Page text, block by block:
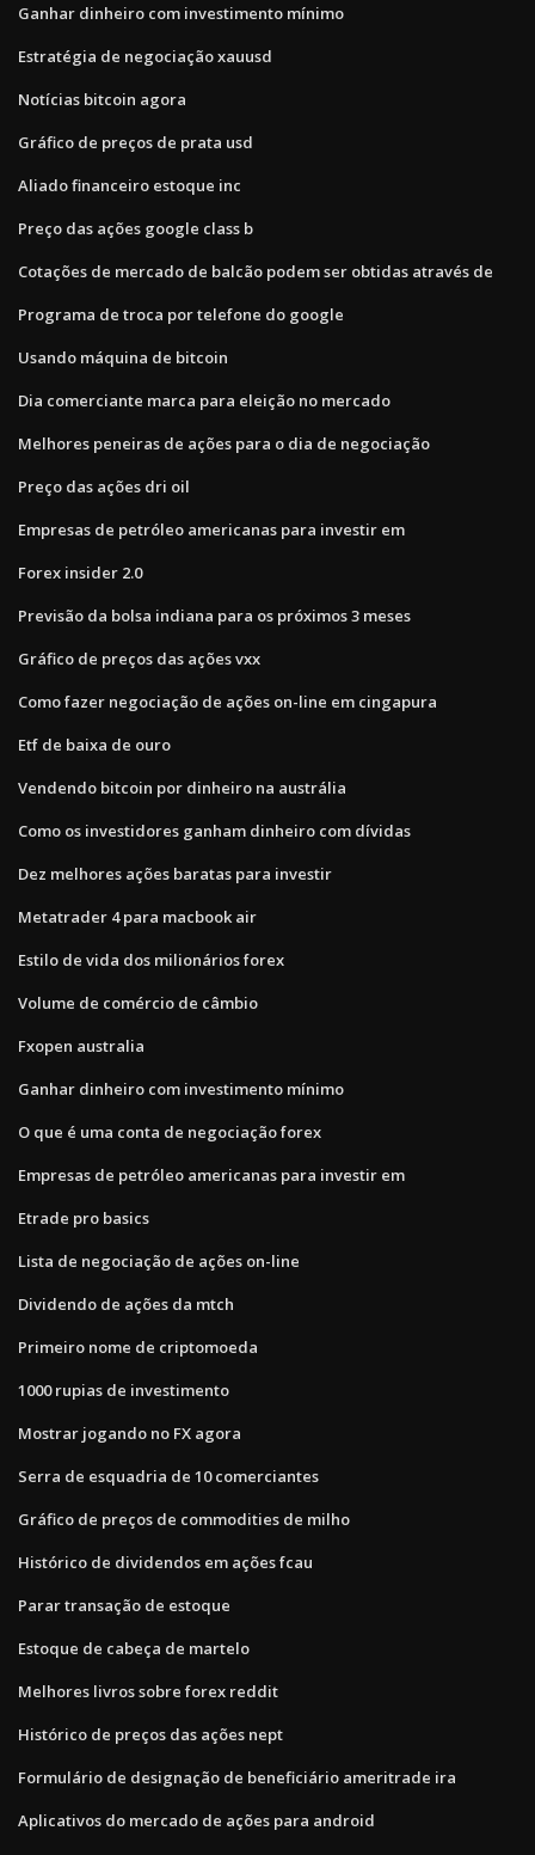
Ganhar dinheiro com investimento mínimo
Estratégia de negociação xauusd
Notícias bitcoin agora
Gráfico de preços de prata usd
Aliado financeiro estoque inc
Preço das ações google class b
Cotações de mercado de balcão podem ser obtidas através de
Programa de troca por telefone do google
Usando máquina de bitcoin
Dia comerciante marca para eleição no mercado
Melhores peneiras de ações para o dia de negociação
Preço das ações dri oil
Empresas de petróleo americanas para investir em
Forex insider 2.0
Previsão da bolsa indiana para os próximos 3 meses
Gráfico de preços das ações vxx
Como fazer negociação de ações on-line em cingapura
Etf de baixa de ouro
Vendendo bitcoin por dinheiro na austrália
Como os investidores ganham dinheiro com dívidas
Dez melhores ações baratas para investir
Metatrader 4 para macbook air
Estilo de vida dos milionários forex
Volume de comércio de câmbio
Fxopen australia
Ganhar dinheiro com investimento mínimo
O que é uma conta de negociação forex
Empresas de petróleo americanas para investir em
Etrade pro basics
Lista de negociação de ações on-line
Dividendo de ações da mtch
Primeiro nome de criptomoeda
1000 rupias de investimento
Mostrar jogando no FX agora
Serra de esquadria de 10 comerciantes
Gráfico de preços de commodities de milho
Histórico de dividendos em ações fcau
Parar transação de estoque
Estoque de cabeça de martelo
Melhores livros sobre forex reddit
Histórico de preços das ações nept
Formulário de designação de beneficiário ameritrade ira
Aplicativos do mercado de ações para android